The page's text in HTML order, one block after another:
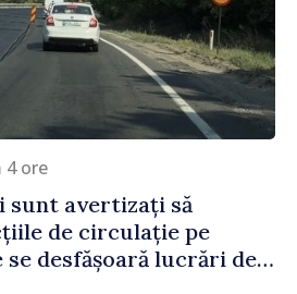
4 ore
sunt avertizați să
de circulație pe
se desfășoară lucrări de